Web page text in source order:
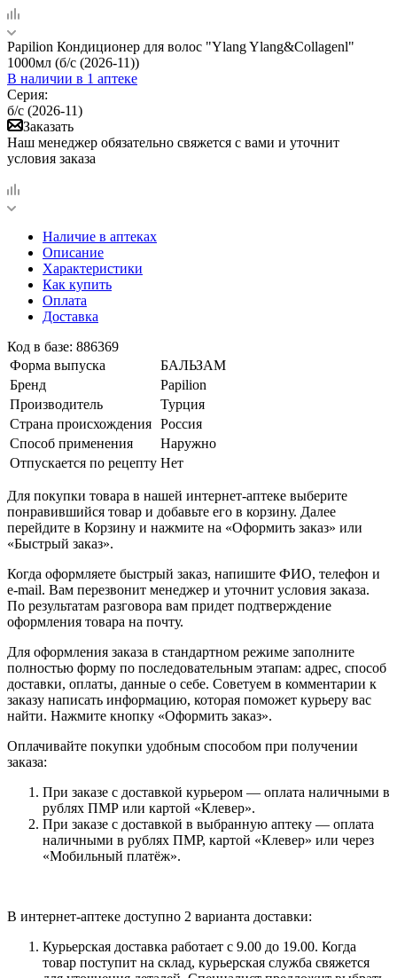
Papilion Кондиционер для волос "Ylang Ylang&Collagenl"
1000мл (б/с (2026-11))
В наличии в 1 аптеке
Серия:
б/с (2026-11)
Заказать
Наш менеджер обязательно свяжется с вами и уточнит
условия заказа
Наличие в аптеках
Описание
Характеристики
Как купить
Оплата
Доставка
Код в базе: 886369
Форма выпуска
БАЛЬЗАМ
Бренд
Papilion
Производитель
Турция
Страна происхождения Россия
Способ применения
Наружно
Отпускается по рецепту Нет
Для покупки товара в нашей интернет-аптеке выберите
понравившийся товар и добавьте его в корзину. Далее
перейдите в Корзину и нажмите на «Оформить заказ» или
«Быстрый заказ».
Когда оформляете быстрый заказ, напишите ФИО, телефон и
e-mail. Вам перезвонит менеджер и уточнит условия заказа.
По результатам разговора вам придет подтверждение
оформления товара на почту.
Для оформления заказа в стандартном режиме заполните
полностью форму по последовательным этапам: адрес, способ
доставки, оплаты, данные о себе. Советуем в комментарии к
заказу написать информацию, которая поможет курьеру вас
найти. Нажмите кнопку «Оформить заказ».
Оплачивайте покупки удобным способом при получении
заказа:
При заказе с доставкой курьером — оплата наличными в
рублях ПМР или картой «Клевер».
При заказе с доставкой в выбранную аптеку — оплата
наличными в рублях ПМР, картой «Клевер» или через
«Мобильный платёж».
В интернет-аптеке доступно 2 варианта доставки:
Курьерская доставка работает с 9.00 до 19.00. Когда
товар поступит на склад, курьерская служба свяжется